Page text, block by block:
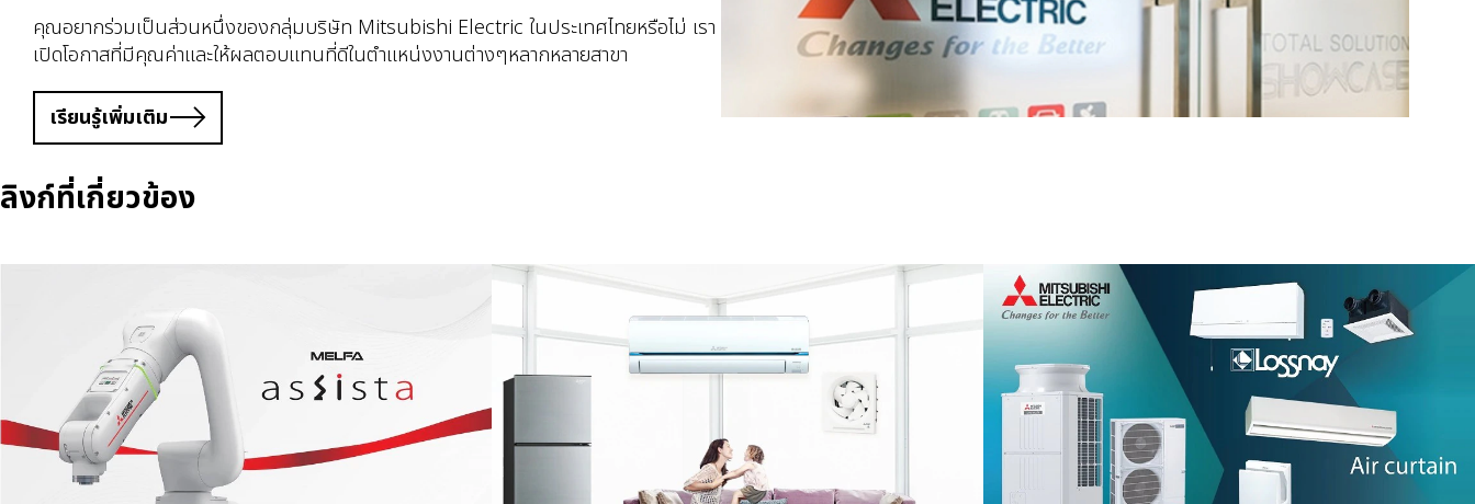
คุณอยากร่วมเป็นส่วนหนึ่งของกลุ่มบริษัท Mitsubishi Electric ในประเทศไทยหรือไม่ เรา
เปิดโอกาสที่มีคุณค่าและให้ผลตอบแทนที่ดีในตำแหน่งงานต่างๆหลากหลายสาขา
เรียนรู้เพิ่มเติม
ลิงก์ที่เกี่ยวข้อง